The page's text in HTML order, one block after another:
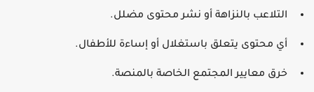
التلاعب بالنزاهة أو نشر محتوى مضلل.
أي محتوى يتعلق باستغلال أو إساءة للأطفال.
خرق معايير المجتمع الخاصة بالمنصة.